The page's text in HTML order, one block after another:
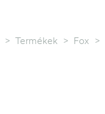
> Termékek > Fox >